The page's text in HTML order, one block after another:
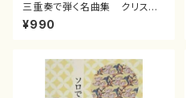
三重奏で弾く名曲集 クリスマ
スメドレー( 箏2/大平光美 編
曲/楽譜）
¥990